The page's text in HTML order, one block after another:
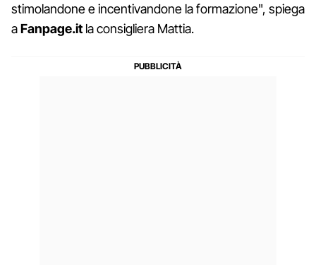
stimolandone e incentivandone la formazione", spiega
aFanpage.it la consigliera Mattia.